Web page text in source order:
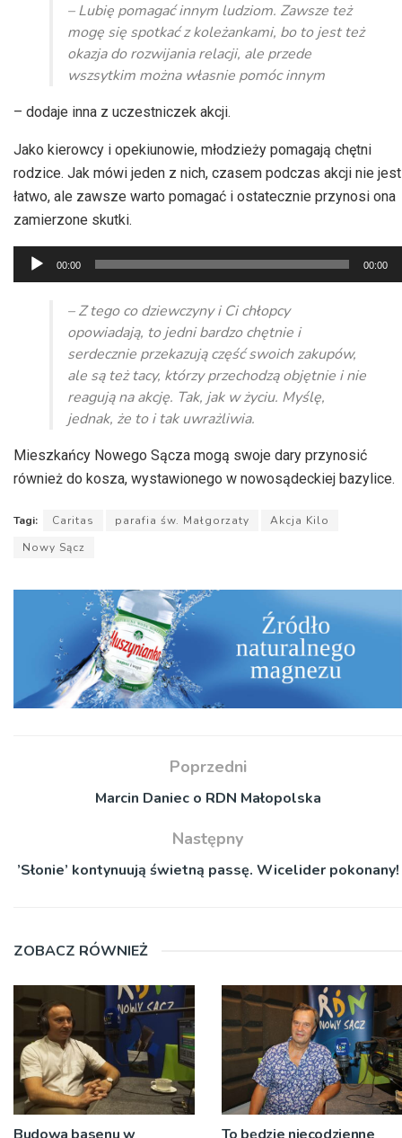
– Lubię pomagać innym ludziom. Zawsze też
mogę się spotkać z koleżankami, bo to jest też
okazja do rozwijania relacji, ale przede
wszsytkim można własnie pomóc innym
– dodaje inna z uczestniczek akcji.
Jako kierowcy i opekiunowie, młodzieży pomagają chętni
rodzice. Jak mówi jeden z nich, czasem podczas akcji nie jest
łatwo, ale zawsze warto pomagać i ostatecznie przynosi ona
zamierzone skutki.
Odtwarzacz
plików
dźwiękowych
00:00 00:00
– Z tego co dziewczyny i Ci chłopcy
opowiadają, to jedni bardzo chętnie i
serdecznie przekazują część swoich zakupów,
ale są też tacy, którzy przechodzą objętnie i nie
reagują na akcję. Tak, jak w życiu. Myślę,
jednak, że to i tak uwrażliwia.
Mieszkańcy Nowego Sącza mogą swoje dary przynosić
również do kosza, wystawionego w nowosądeckiej bazylice.
Tagi: Caritas parafia św. Małgorzaty
Akcja Kilo
Nowy Sącz
Poprzedni
Marcin Daniec o RDN Małopolska
Następny
’Słonie’ kontynuują świetną passę. Wicelider pokonany!
ZOBACZ RÓWNIEŻ